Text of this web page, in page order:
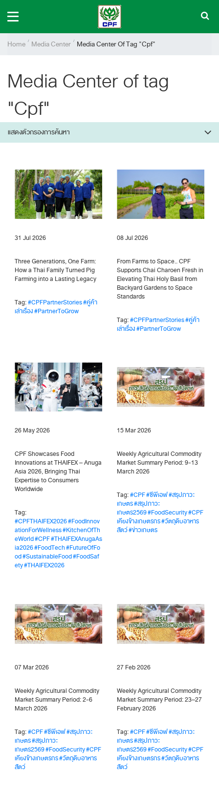
Home Media Center Media Center Of Tag "Cpf"
Media Center of tag
"Cpf"
แสดงตัวกรองการค้นหา
31 Jul 2026
Three Generations, One Farm:
How a Thai Family Turned Pig
Farming into a Lasting Legacy
Tag:#CPFPartnerStories#คู่ค้า
เล่าเรื่อง#PartnerToGrow
08 Jul 2026
From Farms to Space.. CPF
Supports Chai Charoen Fresh in
Elevating Thai Holy Basil from
Backyard Gardens to Space
Standards
Tag:#CPFPartnerStories#คู่ค้า
เล่าเรื่อง#PartnerToGrow
26 May 2026
CPF Showcases Food
Innovations at THAIFEX – Anuga
Asia 2026, Bringing Thai
Expertise to Consumers
Worldwide
Tag:
#CPFTHAIFEX2026#FoodInnov
ationForWellness#KitchenOfTh
eWorld#CPF#THAIFEXAnugaAs
ia2026#FoodTech#FutureOfFo
od#SustainableFood#FoodSaf
ety#THAIFEX2026
15 Mar 2026
Weekly Agricultural Commodity
Market Summary Period: 9-13
March 2026
Tag:#CPF#ซีพีเอฟ#สรุปภาวะ
เกษตร#สรุปภาวะ
เกษตร2569#FoodSecurity#CPF
เคียงข้างเกษตรกร#วัตถุดิบอาหาร
สัตว์#ข่าวเกษตร
07 Mar 2026
Weekly Agricultural Commodity
Market Summary Period: 2-6
March 2026
Tag:#CPF#ซีพีเอฟ#สรุปภาวะ
เกษตร#สรุปภาวะ
เกษตร2569#FoodSecurity#CPF
เคียงข้างเกษตรกร#วัตถุดิบอาหาร
สัตว์
27 Feb 2026
Weekly Agricultural Commodity
Market Summary Period: 23–27
February 2026
Tag:#CPF#ซีพีเอฟ#สรุปภาวะ
เกษตร#สรุปภาวะ
เกษตร2569#FoodSecurity#CPF
เคียงข้างเกษตรกร#วัตถุดิบอาหาร
สัตว์